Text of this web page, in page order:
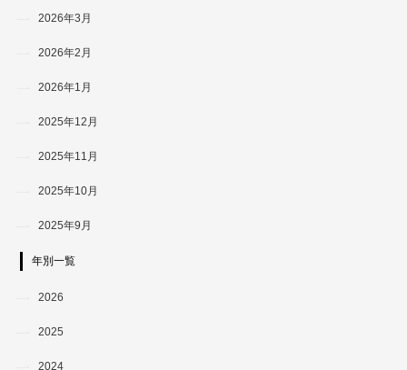
2026年3月
2026年2月
2026年1月
2025年12月
2025年11月
2025年10月
2025年9月
年別一覧
2026
2025
2024